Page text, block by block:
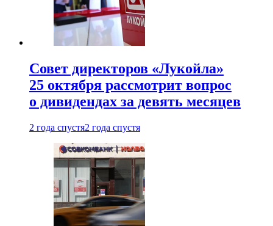
Совет директоров «Лукойла»
25 октября рассмотрит вопрос
о дивидендах за девять месяцев
2 года спустя2 года спустя